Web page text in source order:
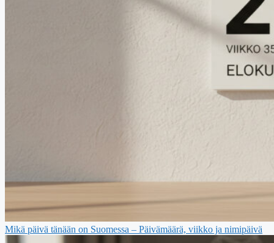
Mikä päivä tänään on Suomessa – Päivämäärä, viikko ja nimipäivä